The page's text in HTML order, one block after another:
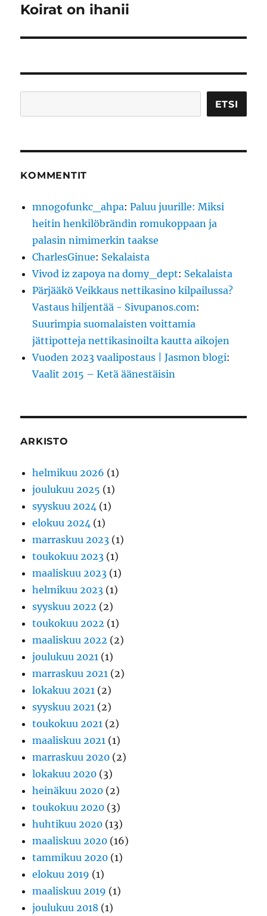
Seuraava
Koirat on ihanii
ETSI
KOMMENTIT
mnogofunkc_ahpa:Paluu juurille: Miksi
heitin henkilöbrändin romukoppaan ja
palasin nimimerkin taakse
CharlesGinue: Sekalaista
Vivod iz zapoya na domy_dept: Sekalaista
Pärjääkö Veikkaus nettikasino kilpailussa?
Vastaus hiljentää - Sivupanos.com:
Suurimpia suomalaisten voittamia
jättipotteja nettikasinoilta kautta aikojen
Vuoden 2023 vaalipostaus | Jasmon blogi:
Vaalit 2015 – Ketä äänestäisin
ARKISTO
helmikuu 2026 (1)
joulukuu 2025 (1)
syyskuu 2024 (1)
elokuu 2024 (1)
marraskuu 2023 (1)
toukokuu 2023 (1)
maaliskuu 2023 (1)
helmikuu 2023 (1)
syyskuu 2022 (2)
toukokuu 2022 (1)
maaliskuu 2022 (2)
joulukuu 2021 (1)
marraskuu 2021 (2)
lokakuu 2021 (2)
syyskuu 2021 (2)
toukokuu 2021 (2)
maaliskuu 2021 (1)
marraskuu 2020 (2)
lokakuu 2020 (3)
heinäkuu 2020 (2)
toukokuu 2020 (3)
huhtikuu 2020 (13)
maaliskuu 2020 (16)
tammikuu 2020 (1)
elokuu 2019 (1)
maaliskuu 2019 (1)
joulukuu 2018 (1)